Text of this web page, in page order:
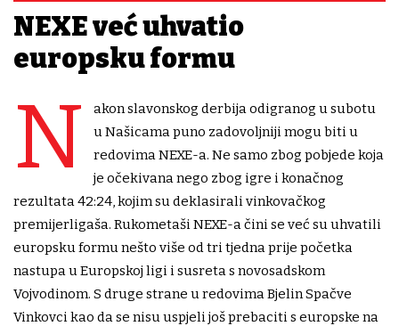
NEXE već uhvatio
europsku formu
N
akon slavonskog derbija odigranog u subotu
u Našicama puno zadovoljniji mogu biti u
redovima NEXE-a. Ne samo zbog pobjede koja
je očekivana nego zbog igre i konačnog
rezultata 42:24, kojim su deklasirali vinkovačkog
premijerligaša. Rukometaši NEXE-a čini se već su uhvatili
europsku formu nešto više od tri tjedna prije početka
nastupa u Europskoj ligi i susreta s novosadskom
Vojvodinom. S druge strane u redovima Bjelin Spačve
Vinkovci kao da se nisu uspjeli još prebaciti s europske na